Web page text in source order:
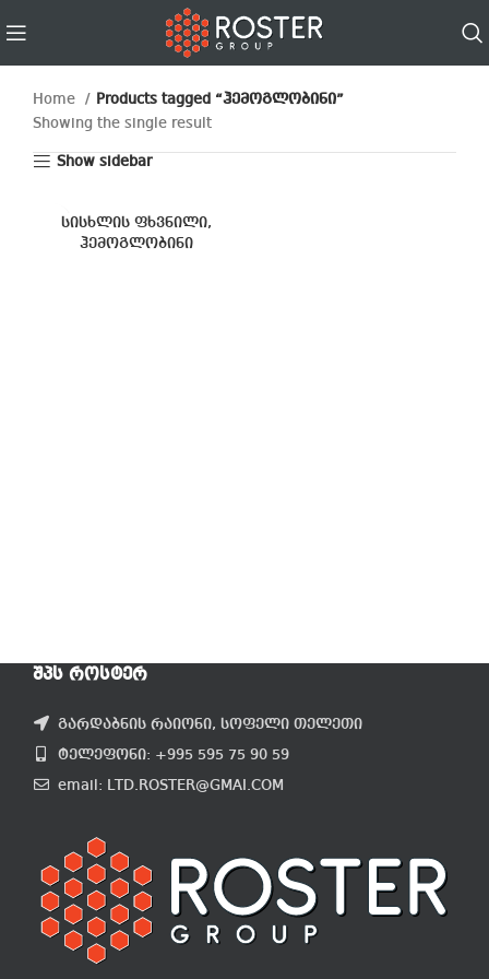
Home
Products tagged “ჰემოგლობინი”
Showing the single result
Show sidebar
სისხლის ფხვნილი,
ჰემოგლობინი
ᲨᲞᲡ ᲠᲝᲡᲢᲔᲠ
გარდაბნის რაიონი, სოფელი თელეთი
ტელეფონი: +995 595 75 90 59
email: LTD.ROSTER@GMAI.COM